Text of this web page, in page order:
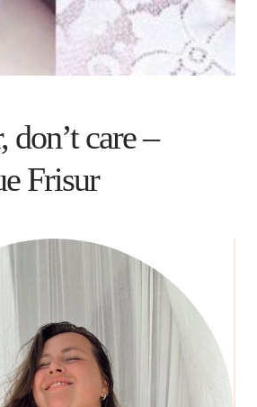
don’t care –
Frisur